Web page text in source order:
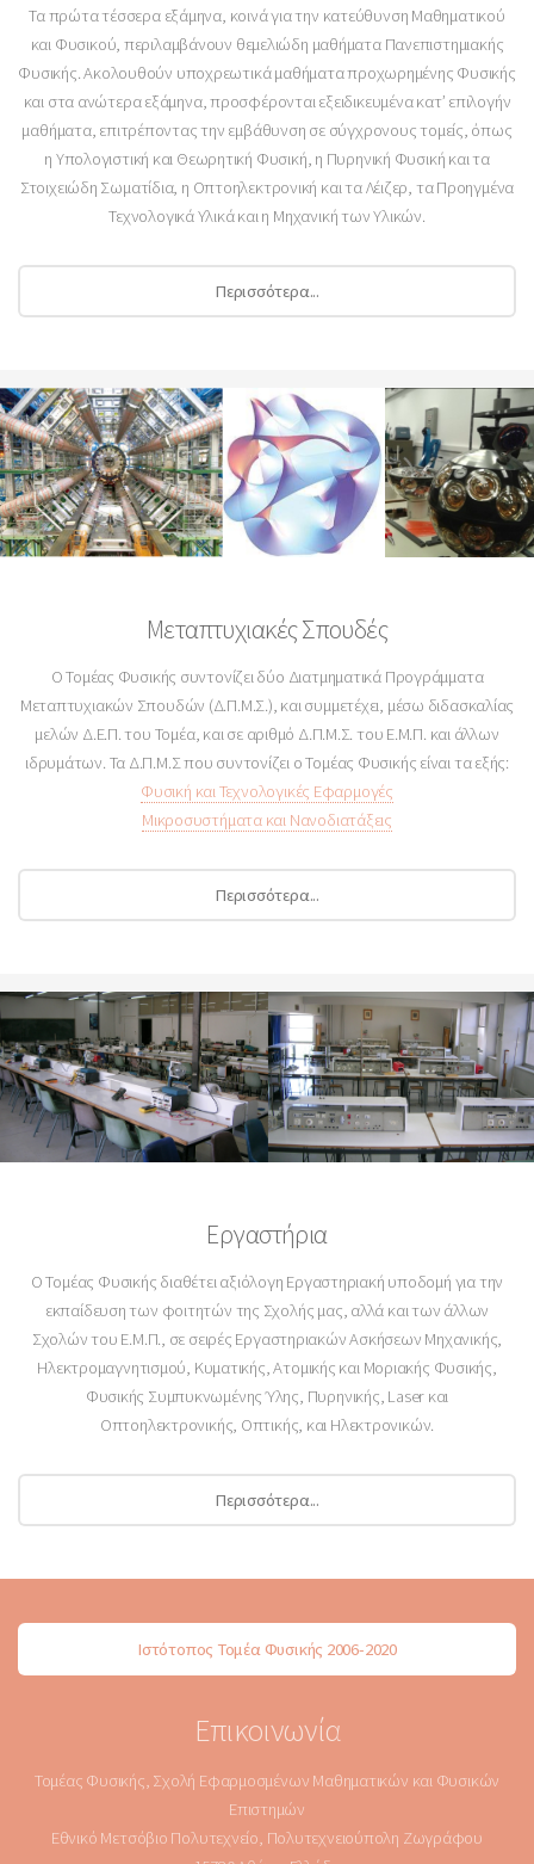
Τα πρώτα τέσσερα εξάμηνα, κοινά για την κατεύθυνση Μαθηματικού
και Φυσικού, περιλαμβάνουν θεμελιώδη μαθήματα Πανεπιστημιακής
Φυσικής. Ακολουθούν υποχρεωτικά μαθήματα προχωρημένης Φυσικής
και στα ανώτερα εξάμηνα, προσφέρονται εξειδικευμένα κατ’ επιλογήν
μαθήματα, επιτρέποντας την εμβάθυνση σε σύγχρονους τομείς, όπως
η Υπολογιστική και Θεωρητική Φυσική, η Πυρηνική Φυσική και τα
Στοιχειώδη Σωματίδια, η Οπτοηλεκτρονική και τα Λέιζερ, τα Προηγμένα
Τεχνολογικά Υλικά και η Μηχανική των Υλικών.
Περισσότερα...
Μεταπτυχιακές Σπουδές
Ο Τομέας Φυσικής συντονίζει δύο Διατμηματικά Προγράμματα
Μεταπτυχιακών Σπουδών (Δ.Π.Μ.Σ.), και συμμετέχει, μέσω διδασκαλίας
μελών Δ.Ε.Π. του Τομέα, και σε αριθμό Δ.Π.Μ.Σ. του Ε.Μ.Π. και άλλων
ιδρυμάτων. Τα Δ.Π.Μ.Σ που συντονίζει ο Τομέας Φυσικής είναι τα εξής:
Φυσική και Τεχνολογικές Εφαρμογές
Μικροσυστήματα και Νανοδιατάξεις
Περισσότερα...
Εργαστήρια
O Τομέας Φυσικής διαθέτει αξιόλογη Εργαστηριακή υποδομή για την
εκπαίδευση των φοιτητών της Σχολής μας, αλλά και των άλλων
Σχολών του Ε.Μ.Π., σε σειρές Εργαστηριακών Ασκήσεων Μηχανικής,
Ηλεκτρομαγνητισμού, Κυματικής, Ατομικής και Μοριακής Φυσικής,
Φυσικής Συμπυκνωμένης Ύλης, Πυρηνικής, Laser και
Οπτοηλεκτρονικής, Οπτικής, και Ηλεκτρονικών.
Περισσότερα...
Ιστότοπος Τομέα Φυσικής 2006-2020
Επικοινωνία
Τομέας Φυσικής, Σχολή Εφαρμοσμένων Μαθηματικών και Φυσικών
Επιστημών
Εθνικό Μετσόβιο Πολυτεχνείο, Πολυτεχνειούπολη Ζωγράφου